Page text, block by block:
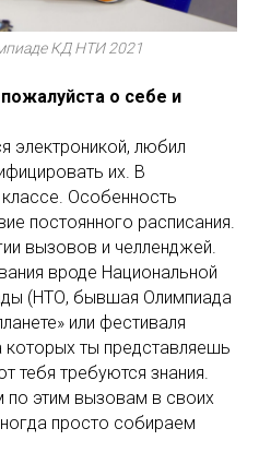
КД НТИ 2021
о себе и
электроникой, любил
их. В
Особенность
постоянного расписания.
вызовов и челленджей.
вроде Национальной
(НТО, бывшая Олимпиада
или фестиваля
которых ты представляешь
тебя требуются знания.
этим вызовам в своих
просто собираем